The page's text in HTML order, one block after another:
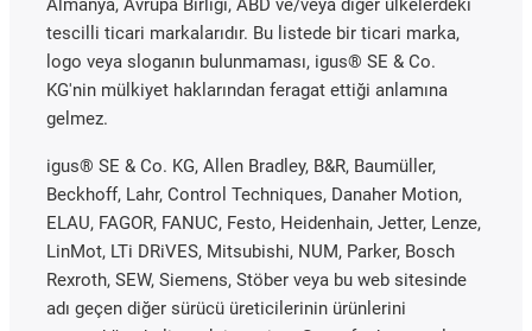
Almanya, Avrupa Birliği, ABD ve/veya diğer ülkelerdeki
tescilli ticari markalarıdır. Bu listede bir ticari marka,
logo veya sloganın bulunmaması, igus® SE & Co.
KG'nin mülkiyet haklarından feragat ettiği anlamına
gelmez.
igus® SE & Co. KG, Allen Bradley, B&R, Baumüller,
Beckhoff, Lahr, Control Techniques, Danaher Motion,
ELAU, FAGOR, FANUC, Festo, Heidenhain, Jetter, Lenze,
LinMot, LTi DRiVES, Mitsubishi, NUM, Parker, Bosch
Rexroth, SEW, Siemens, Stöber veya bu web sitesinde
adı geçen diğer sürücü üreticilerinin ürünlerini